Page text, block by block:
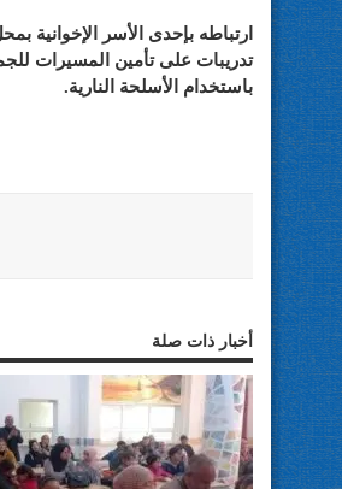
ارتباطه بإحدى الأسر الإخوانية
تدريبات على تأمين المسيرات
باستخدام الأسلحة النارية.
أخبار ذات صلة